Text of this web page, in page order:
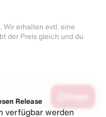
Wir erhalten evtl. eine
der Preis gleich und du
Release
verfügbar werden